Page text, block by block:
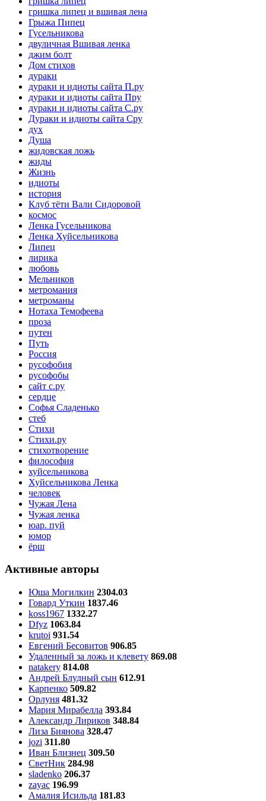
гришка липец и вшивая лена
Грыжа Пипец
Гусельникова
двуличная Вшивая ленка
джим болт
Дом стихов
дураки
дураки и идиоты сайта П.ру
дураки и идиоты сайта Пру
дураки и идиоты сайта С.ру
Дураки и идиоты сайта Сру
дух
Душа
жидовская ложь
жиды
Жизнь
идиоты
история
Клуб тёти Вали Сидоровой
космос
Ленка Гусельникова
Ленка Хуйсельникова
Липец
лирика
любовь
Мельников
метромания
метроманы
Нотаха Темофеева
проза
путен
Путь
Россия
русофобия
русофобы
сайт с.ру
сердце
Софья Сладенько
стеб
Стихи
Стихи.ру
стихотворение
философия
хуйсельникова
Хуйсельникова Ленка
человек
Чужая Лена
Чужая ленка
юар. пуй
юмор
ёрш
Активные авторы
Юша Могилкин 2304.03
Говард Уткин 1837.46
koss1967 1332.27
Dfyz 1063.84
krutoi 931.54
Евгений Бесовитов 906.85
Удаленный за ложь и клевету 869.08
natakery 814.08
Андрей Блудный сын 612.91
Карпенко 509.82
Орлуня 481.32
Мария Мирабелла 393.84
Александр Лириков 348.84
Лиза Биянова 328.47
jozi 311.80
Иван Близнец 309.50
СветНик 284.98
sladenko 206.37
zayac 196.99
Амалия Исильда 181.83